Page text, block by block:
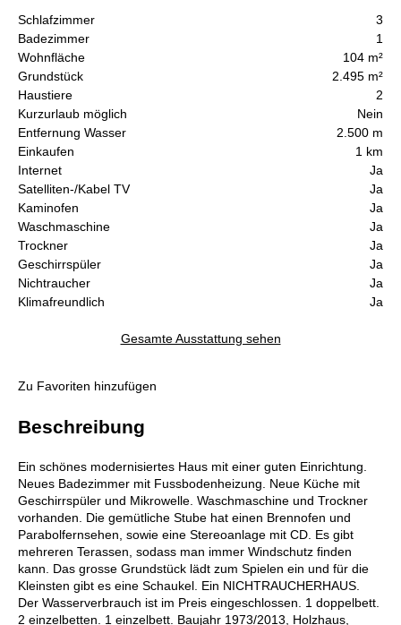
Schlafzimmer
3
Badezimmer
1
Wohnfläche
104 m²
Grundstück
2.495 m²
Haustiere
2
Kurzurlaub möglich
Nein
Entfernung Wasser
2.500 m
Einkaufen
1 km
Internet
Ja
Satelliten-/Kabel TV
Ja
Kaminofen
Ja
Waschmaschine
Ja
Trockner
Ja
Geschirrspüler
Ja
Nichtraucher
Ja
Klimafreundlich
Ja
Gesamte Ausstattung sehen
Zu Favoriten hinzufügen
Beschreibung
Ein schönes modernisiertes Haus mit einer guten Einrichtung.
Neues Badezimmer mit Fussbodenheizung. Neue Küche mit
Geschirrspüler und Mikrowelle. Waschmaschine und Trockner
vorhanden. Die gemütliche Stube hat einen Brennofen und
Parabolfernsehen, sowie eine Stereoanlage mit CD. Es gibt
mehreren Terassen, sodass man immer Windschutz finden
kann. Das grosse Grundstück lädt zum Spielen ein und für die
Kleinsten gibt es eine Schaukel. Ein NICHTRAUCHERHAUS.
Der Wasserverbrauch ist im Preis eingeschlossen. 1 doppelbett.
2 einzelbetten. 1 einzelbett. Baujahr 1973/2013, Holzhaus,